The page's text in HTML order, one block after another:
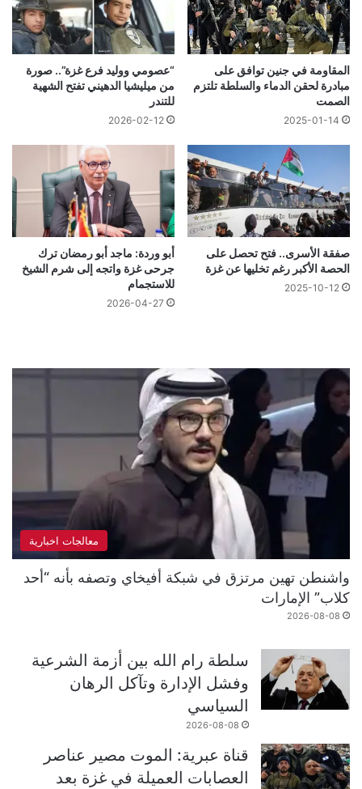
المقاومة في جنين توافق على
مبادرة لحقن الدماء والسلطة تلتزم
الصمت
2025-01-14
“عصومي ووليد فرع غزة”.. صورة
من ميليشيا الدهيني تفتح الشهية
للتندر
2026-02-12
صفقة الأسرى.. فتح تحصل على
الحصة الأكبر رغم تخليها عن غزة
2025-10-12
أبو وردة: ماجد أبو رمضان ترك
جرحى غزة واتجه إلى شرم الشيخ
للاستجمام
2026-04-27
معالجات اخبارية
واشنطن تهين مرتزق في شبكة أفيخاي وتصفه بأنه “أحد
كلاب” الإمارات
2026-08-08
سلطة رام الله بين أزمة الشرعية
وفشل الإدارة وتآكل الرهان
السياسي
2026-08-08
قناة عبرية: الموت مصير عناصر
العصابات العميلة في غزة بعد